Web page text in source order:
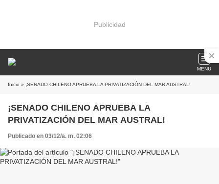
Publicidad
MENU
Inicio » ¡SENADO CHILENO APRUEBA LA PRIVATIZACIÓN DEL MAR AUSTRAL!
¡SENADO CHILENO APRUEBA LA
PRIVATIZACIÓN DEL MAR AUSTRAL!
Publicado en 03/12/a. m. 02:06